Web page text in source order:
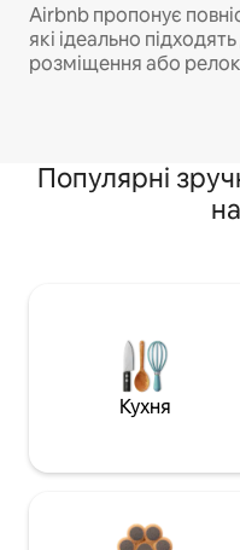
Airbnb пропонує
які ідеально
розміщення або
Популярні
Кухня